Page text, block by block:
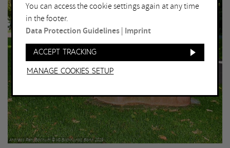
Andreas Ren, Bochum © VG Bild-Kunst, Bonn 2019
You can access the cookie settings again at any time
in the footer.
Data Protection Guidelines Imprint
Accept tracking
Manage Cookies setup